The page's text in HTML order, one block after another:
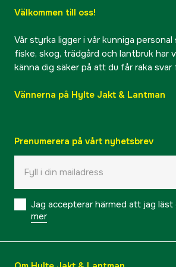
Välkommen till oss!
Vår styrka ligger i vår kunniga
fiske, skog, trädgård och lantbruk har
känna dig säker på att du får raka
Vännerna på Hylte Jakt & Lantman
Prenumerera på vårt nyhetsbrev
Jag accepterar härmed att jag
mer